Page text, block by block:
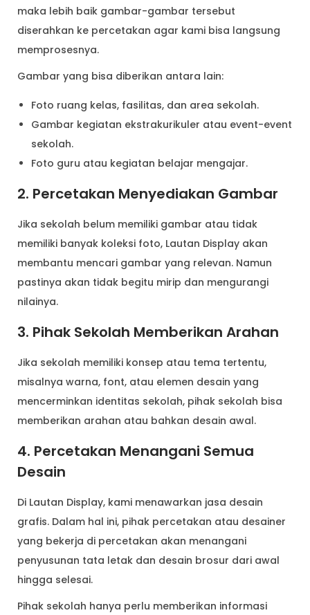
maka lebih baik gambar-gambar tersebut
diserahkan ke percetakan agar kami bisa langsung
memprosesnya.
Gambar yang bisa diberikan antara lain:
Foto ruang kelas, fasilitas, dan area sekolah.
Gambar kegiatan ekstrakurikuler atau event-event
sekolah.
Foto guru atau kegiatan belajar mengajar.
2. Percetakan Menyediakan Gambar
Jika sekolah belum memiliki gambar atau tidak
memiliki banyak koleksi foto, Lautan Display akan
membantu mencari gambar yang relevan. Namun
pastinya akan tidak begitu mirip dan mengurangi
nilainya.
3. Pihak Sekolah Memberikan Arahan
Jika sekolah memiliki konsep atau tema tertentu,
misalnya warna, font, atau elemen desain yang
mencerminkan identitas sekolah, pihak sekolah bisa
memberikan arahan atau bahkan desain awal.
4. Percetakan Menangani Semua
Desain
Di Lautan Display, kami menawarkan jasa desain
grafis. Dalam hal ini, pihak percetakan atau desainer
yang bekerja di percetakan akan menangani
penyusunan tata letak dan desain brosur dari awal
hingga selesai.
Pihak sekolah hanya perlu memberikan informasi